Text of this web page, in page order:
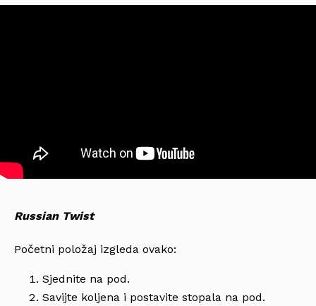
Russian Twist
Početni položaj izgleda ovako:
Sjednite na pod.
Savijte koljena i postavite stopala na pod.